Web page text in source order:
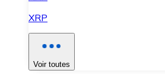
XRP
Voir toutes